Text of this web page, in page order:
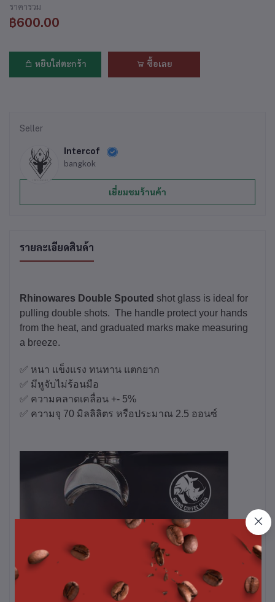
ราคารวม
฿600.00
หยิบใส่ตะกร้า ซื้อเลย
Seller
Intercof
bangkok
เยี่ยมชมร้านค้า
รายละเอียดสินค้า
Rhinowares Double Spouted shot glass is ideal for
pulling double shots. The handle protect your hands
from the heat, and graduated marks make measuring
a breeze.
✅ หนา แข็งแรง ทนทาน แตกยาก
✅ มีหูจับไม่ร้อนมือ
✅ ความคลาดเคลื่อน +- 5%
✅ ความจุ 70 มิลลิลิตร หรือประมาณ 2.5 ออนซ์